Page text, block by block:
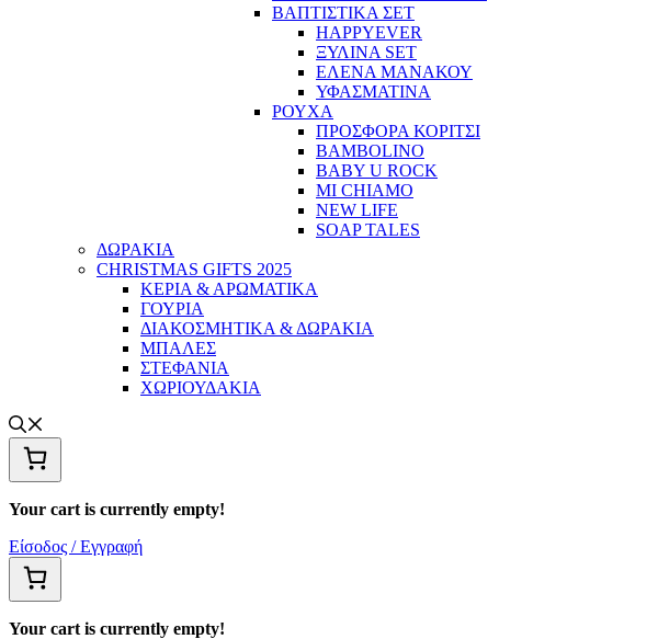
ΒΑΠΤΙΣΤΙΚΑ ΣΕΤ
HAPPYEVER
ΞΥΛΙΝΑ SET
ΕΛΕΝΑ ΜΑΝΑΚΟΥ
ΥΦΑΣΜΑΤΙΝΑ
ΡΟΥΧΑ
ΠΡΟΣΦΟΡΑ ΚΟΡΙΤΣΙ
BAMBOLINO
BABY U ROCK
MI CHIAMO
NEW LIFE
SOAP TALES
ΔΩΡΑΚΙΑ
CHRISTMAS GIFTS 2025
ΚΕΡΙΑ & ΑΡΩΜΑΤΙΚΑ
ΓΟΥΡΙΑ
ΔΙΑΚΟΣΜΗΤΙΚΑ & ΔΩΡΑΚΙΑ
ΜΠΑΛΕΣ
ΣΤΕΦΑΝΙΑ
ΧΩΡΙΟΥΔΑΚΙΑ
Your cart is currently empty!
Είσοδος / Εγγραφή
Your cart is currently empty!